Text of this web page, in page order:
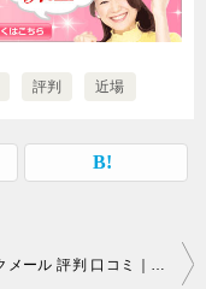
評判 近場
ワクワクメール 評判 口コミ｜好きな人の事は何だって好きという文言からも理解できるように…。